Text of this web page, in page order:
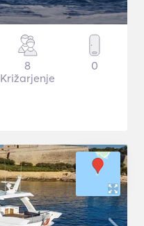
8
Križarjenje
0